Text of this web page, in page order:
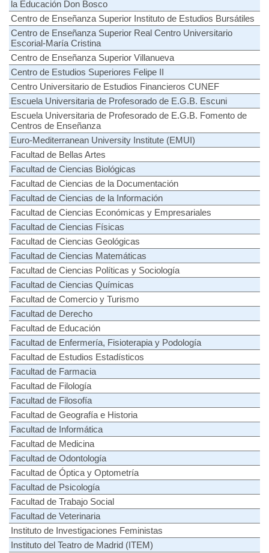
la Educación Don Bosco
Centro de Enseñanza Superior Instituto de Estudios Bursátiles
Centro de Enseñanza Superior Real Centro Universitario
Escorial-María Cristina
Centro de Enseñanza Superior Villanueva
Centro de Estudios Superiores Felipe II
Centro Universitario de Estudios Financieros CUNEF
Escuela Universitaria de Profesorado de E.G.B. Escuni
Escuela Universitaria de Profesorado de E.G.B. Fomento de
Centros de Enseñanza
Euro-Mediterranean University Institute (EMUI)
Facultad de Bellas Artes
Facultad de Ciencias Biológicas
Facultad de Ciencias de la Documentación
Facultad de Ciencias de la Información
Facultad de Ciencias Económicas y Empresariales
Facultad de Ciencias Físicas
Facultad de Ciencias Geológicas
Facultad de Ciencias Matemáticas
Facultad de Ciencias Políticas y Sociología
Facultad de Ciencias Químicas
Facultad de Comercio y Turismo
Facultad de Derecho
Facultad de Educación
Facultad de Enfermería, Fisioterapia y Podología
Facultad de Estudios Estadísticos
Facultad de Farmacia
Facultad de Filología
Facultad de Filosofía
Facultad de Geografía e Historia
Facultad de Informática
Facultad de Medicina
Facultad de Odontología
Facultad de Óptica y Optometría
Facultad de Psicología
Facultad de Trabajo Social
Facultad de Veterinaria
Instituto de Investigaciones Feministas
Instituto del Teatro de Madrid (ITEM)